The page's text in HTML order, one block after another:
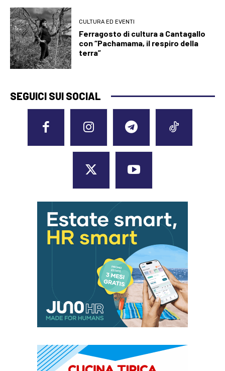
CULTURA ED EVENTI
Ferragosto di cultura a Cantagallo
con “Pachamama, il respiro della
terra”
SEGUICI SUI SOCIAL